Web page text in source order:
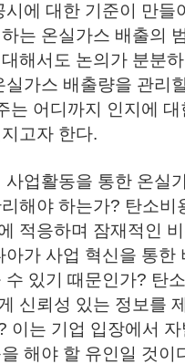
시에 대한 기준이 만들
는 온실가스 배출의
해서도 논의가 분분하
실가스 배출량을 관리
는 어디까지 인지에 대
고자 한다.
사업활동을 통한 온실
해야 하는가? 탄소비
적응하며 잠재적인
아가 사업 혁신을 통한
수 있기 때문인가? 탄
신뢰성 있는 정보를
이는 기업 입장에서
해야 할 유인일 것이